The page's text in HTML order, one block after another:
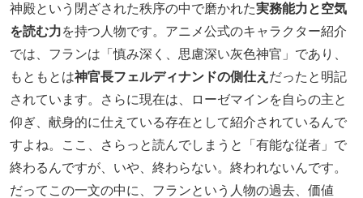
神殿という閉ざされた秩序の中で磨かれた実務能力と空気
を読む力を持つ人物です。アニメ公式のキャラクター紹介
では、フランは「慎み深く、思慮深い灰色神官」であり、
もともとは神官長フェルディナンドの側仕え だったと明記
されています。さらに現在は、ローゼマインを自らの主と
仰ぎ、献身的に仕えている存在として紹介されているんで
すよね。ここ、さらっと読んでしまうと「有能な従者」で
終わるんですが、いや、終わらない。終われないんです。
だってこの一文の中に、フランという人物の過去、価値